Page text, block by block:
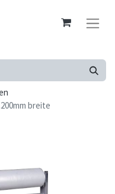
breite